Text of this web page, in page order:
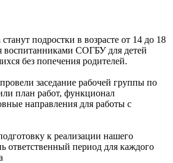
подростки в возрасте от 14 до 18
воспитанниками СОГБУ для детей
без попечения родителей.
заседание рабочей группы по
план работ, функционал
направления для работы с
к реализации нашего
ответственный период для каждого